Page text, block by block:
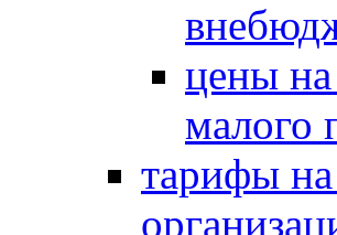
цены на
малого
тарифы